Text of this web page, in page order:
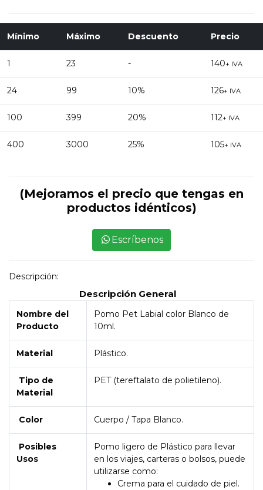
Mínimo Máximo Descuento Precio
1 23 - 140+ IVA
24 99 10% 126+ IVA
100 399 20% 112+ IVA
400 3000 25% 105+ IVA
(Mejoramos el precio que tengas en
productos idénticos)
Escríbenos
Descripción:
Descripción General
Nombre del
Producto
Pomo Pet Labial color Blanco de
10ml.
Material Plástico.
Tipo de
Material
PET (tereftalato de polietileno).
Color Cuerpo / Tapa Blanco.
Posibles
Usos
Pomo ligero de Plástico para llevar
en los viajes, carteras o bolsos, puede
utilizarse como:
Crema para el cuidado de piel.